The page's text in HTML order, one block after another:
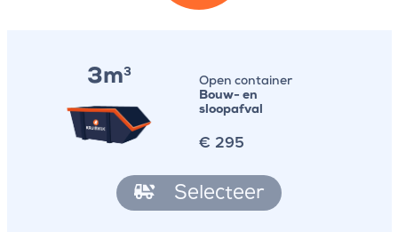
3m3
Open container
Bouw- en
sloopafval
€ 295
Selecteer